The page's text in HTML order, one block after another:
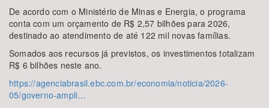
De acordo com o Ministério de Minas e Energia, o programa
conta com um orçamento de R$ 2,57 bilhões para 2026,
destinado ao atendimento de até 122 mil novas famílias.
Somados aos recursos já previstos, os investimentos totalizam
R$ 6 bilhões neste ano.
https://agenciabrasil.ebc.com.br/economia/noticia/2026-
05/governo-ampli…